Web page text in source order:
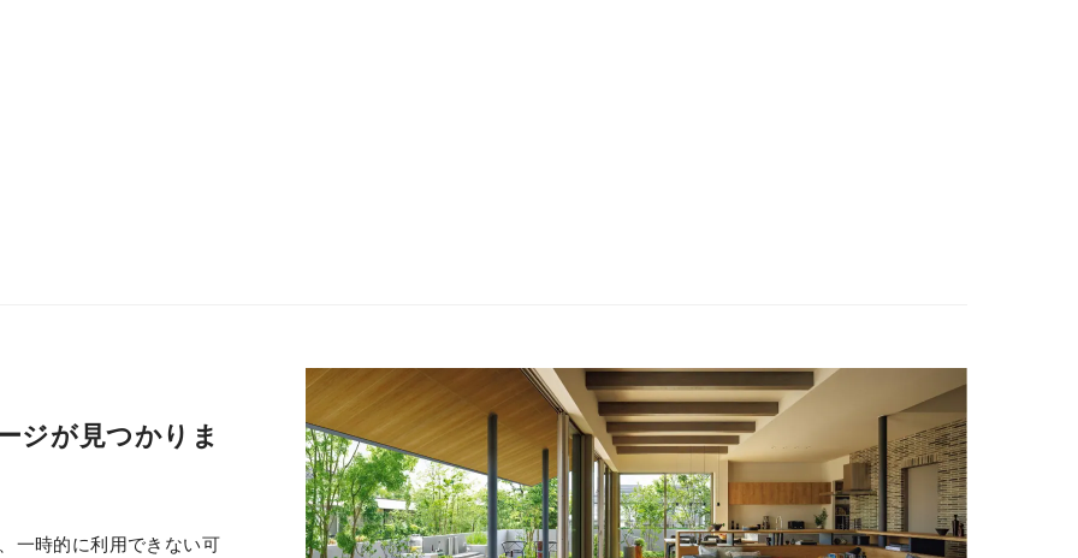
ジが見つかりま
一時的に利用できない可